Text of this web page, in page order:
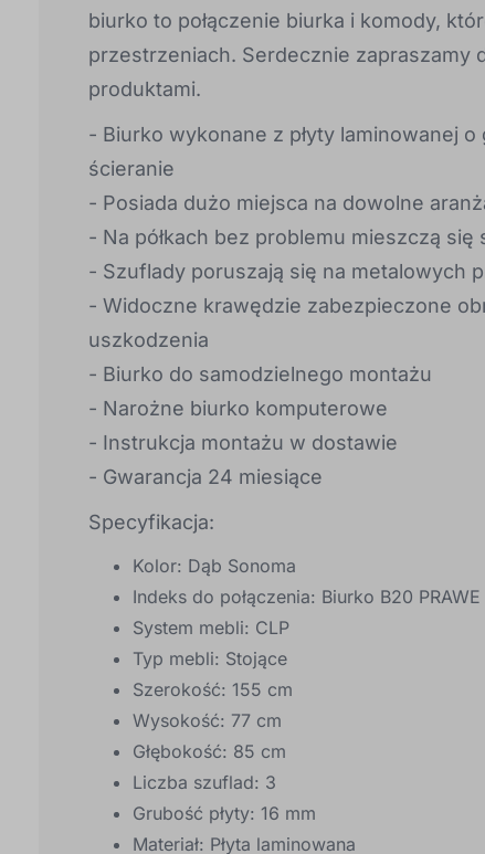
biurko to połączenie biurka i komody,
przestrzeniach. Serdecznie zapraszamy
produktami.
- Biurko wykonane z płyty laminowanej
ścieranie
- Posiada dużo miejsca na dowolne
- Na półkach bez problemu mieszczą się
- Szuflady poruszają się na metalowych
- Widoczne krawędzie zabezpieczone
uszkodzenia
- Biurko do samodzielnego montażu
- Narożne biurko komputerowe
- Instrukcja montażu w dostawie
- Gwarancja 24 miesiące
Specyfikacja:
Kolor: Dąb Sonoma
Indeks do połączenia: Biurko B20 PRAWE
System mebli: CLP
Typ mebli: Stojące
Szerokość: 155 cm
Wysokość: 77 cm
Głębokość: 85 cm
Liczba szuflad: 3
Grubość płyty: 16 mm
Materiał: Płyta laminowana